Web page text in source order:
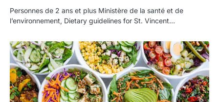
Personnes de 2 ans et plus Ministère de la santé et de
l’environnement, Dietary guidelines for St. Vincent…